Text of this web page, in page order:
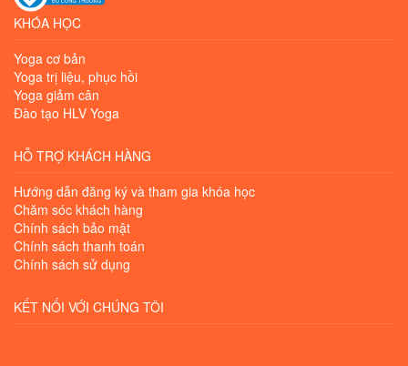
KHÓA HỌC
Yoga cơ bản
Yoga trị liệu, phục hồi
Yoga giảm cân
Đào tạo HLV Yoga
HỖ TRỢ KHÁCH HÀNG
Hướng dẫn đăng ký và tham gia khóa học
Chăm sóc khách hàng
Chính sách bảo mật
Chính sách thanh toán
Chính sách sử dụng
KẾT NỐI VỚI CHÚNG TÔI